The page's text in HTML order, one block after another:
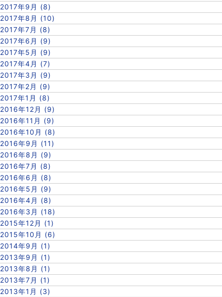
2017年9月 (8)
2017年8月 (10)
2017年7月 (8)
2017年6月 (9)
2017年5月 (9)
2017年4月 (7)
2017年3月 (9)
2017年2月 (9)
2017年1月 (8)
2016年12月 (9)
2016年11月 (9)
2016年10月 (8)
2016年9月 (11)
2016年8月 (9)
2016年7月 (8)
2016年6月 (8)
2016年5月 (9)
2016年4月 (8)
2016年3月 (18)
2015年12月 (1)
2015年10月 (6)
2014年9月 (1)
2013年9月 (1)
2013年8月 (1)
2013年7月 (1)
2013年1月 (3)